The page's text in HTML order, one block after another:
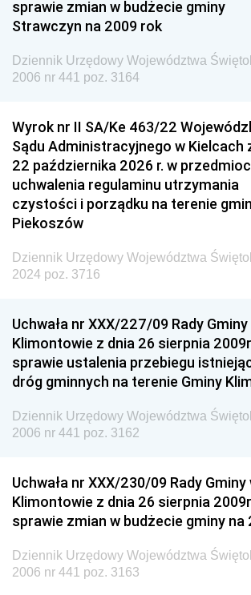
Dziennik Urzędowy Ministra do Spraw
Dziennik Urzędowy Agencji Wywiadu
sprawie zmian w budżecie gminy
Strawczyn na 2009 rok
Dziennik Urzędowy Województwa
2006 nr 441 poz. 3164
Wyrok nr II SA/Ke 463/22
Sądu Administracyjnego w Kielcach
22 października 2026 r. w
uchwalenia regulaminu utrzymania
czystości i porządku na terenie
Piekoszów
Dziennik Urzędowy Województwa
2024 poz. 3716
Uchwała nr XXX/227/09 Rady Gminy
Klimontowie z dnia 26 sierpnia
sprawie ustalenia przebiegu
dróg gminnych na terenie Gminy
Dziennik Urzędowy Województwa
2006 nr 441 poz. 3162
Uchwała nr XXX/230/09 Rady Gminy
Klimontowie z dnia 26 sierpnia
sprawie zmian w budżecie gminy na
Dziennik Urzędowy Województwa
2006 nr 441 poz. 3163